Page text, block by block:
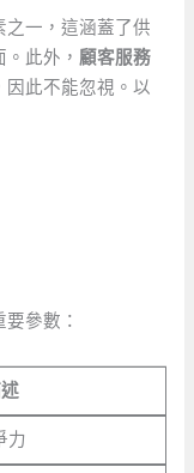
之一，這涵蓋了供
。此外，顧客服務
因此不能忽視。以
參數：
力